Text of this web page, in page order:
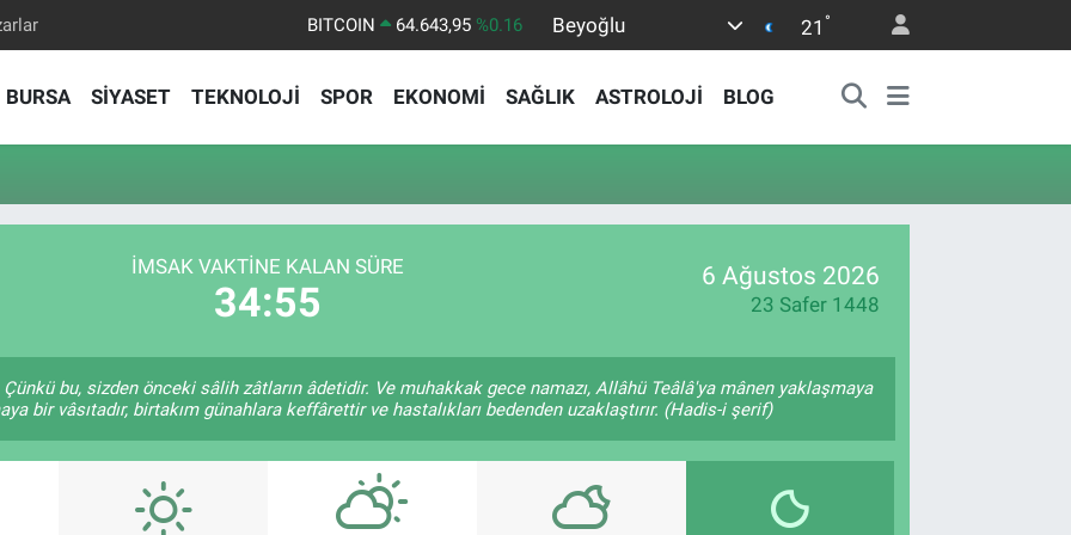
BITCOIN 64.643,95 %0.16
EURO
55,0250 %0.02
Beyoğlu 21 °
BURSA SİYASET TEKNOLOJİ SPOR EKONOMİ SAĞLIK ASTROLOJİ BLOG
İMSAK VAKTINE KALAN SÜRE
34:54
6 Ağustos 2026
23 Safer 1448
bu, sizden önceki sâlih zâtların âdetidir. Ve muhakkak gece namazı, Allâhü Teâlâ'ya mânen yaklaşmaya
bir vâsıtadır, birtakım günahlara keffârettir ve hastalıkları bedenden uzaklaştırır. (Hadis-i şerif)